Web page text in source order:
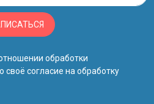
обработки
своё согласие на обработку